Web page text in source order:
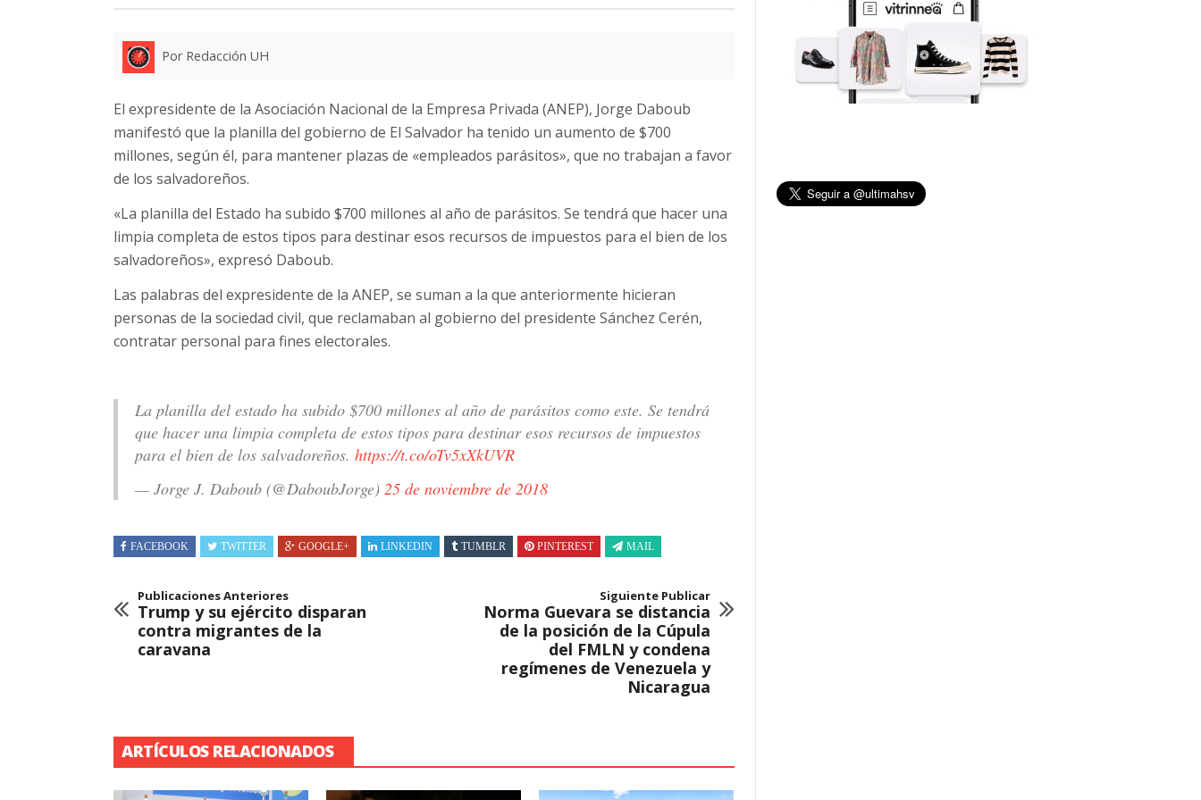
Por Redacción UH
El expresidente de la Asociación Nacional de la Empresa Privada (ANEP), Jorge Daboub
manifestó que la planilla del gobierno de El Salvador ha tenido un aumento de $700
millones, según él, para mantener plazas de «empleados parásitos», que no trabajan a favor
de los salvadoreños.
«La planilla del Estado ha subido $700 millones al año de parásitos. Se tendrá que hacer una
limpia completa de estos tipos para destinar esos recursos de impuestos para el bien de los
salvadoreños», expresó Daboub.
Las palabras del expresidente de la ANEP, se suman a la que anteriormente hicieran
personas de la sociedad civil, que reclamaban al gobierno del presidente Sánchez Cerén,
contratar personal para fines electorales.
La planilla del estado ha subido $700 millones al año de parásitos como este. Se tendrá
que hacer una limpia completa de estos tipos para destinar esos recursos de impuestos
para el bien de los salvadoreños. https://t.co/oTv5xXkUVR
— Jorge J. Daboub (@DaboubJorge) 25 de noviembre de 2018
FACEBOOK TWITTER GOOGLE+ LINKEDIN TUMBLR PINTEREST MAIL
Publicaciones Anteriores
Trump y su ejército disparan
contra migrantes de la
caravana
Siguiente Publicar
Norma Guevara se distancia
de la posición de la Cúpula
del FMLN y condena
regímenes de Venezuela y
Nicaragua
ARTÍCULOS RELACIONADOS